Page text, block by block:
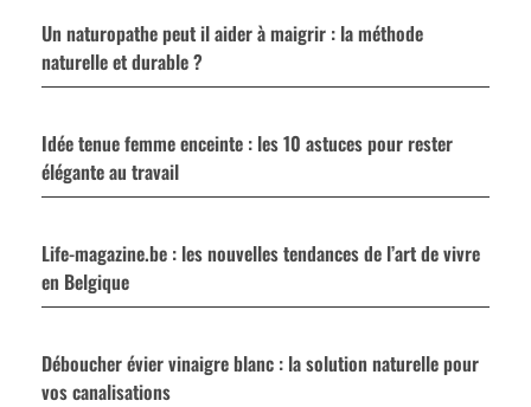
Un naturopathe peut il aider à maigrir : la méthode
naturelle et durable ?
Idée tenue femme enceinte : les 10 astuces pour rester
élégante au travail
Life-magazine.be : les nouvelles tendances de l’art de vivre
en Belgique
Déboucher évier vinaigre blanc : la solution naturelle pour
vos canalisations